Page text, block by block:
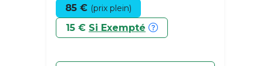
85 € (prix plein)
15 € Si Exempté